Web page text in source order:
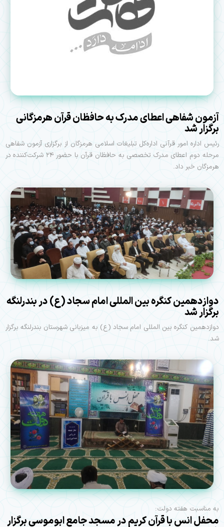
آزمون شفاهی اعطای مدرک به حافظان قرآن هرمزگانی
برگزار شد
رئیس اداره امور قرآنی اداره‌کل تبلیغات اسلامی هرمزگان از برگزاری آزمون شفاهی
مرحله دوم اعطای مدرک تخصصی به حافظان قرآن با حضور ۲۴ شرکت‌کننده در
هرمزگان خبر داد.
دوازدهمین کنگره بین المللی امام سجاد (ع) در بندرلنگه
برگزار شد
دوازدهمین کنگره بین المللی امام سجاد (ع) به میزبانی شهرستان بندرلنگه برگزار
شد.
به مناسبت هفته دولت:
محفل انس با قرآن کریم در مسجد جامع ابوموسی برگزار